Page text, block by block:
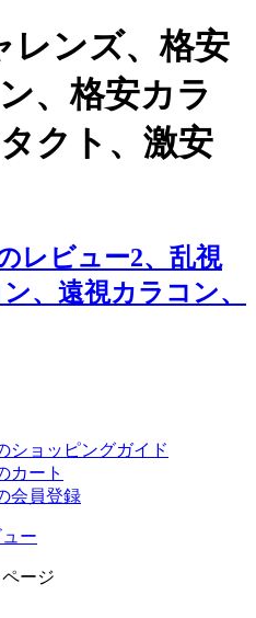
レンズ、格安
、格安カラ
クト、激安
レビュー2、乱視
、遠視カラコン、
ショッピングガイド
カート
会員登録
ー
ージ